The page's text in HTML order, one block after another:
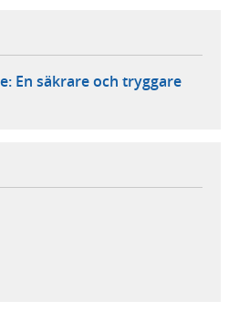
En säkrare och tryggare
i ny flik, extern webbplats,
extern webbplats,
i ny flik, extern webbplats,
e-postklient,